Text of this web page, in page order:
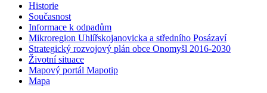
Historie
Současnost
Informace k odpadům
Mikroregion Uhlířskojanovicka a středního Posázaví
Strategický rozvojový plán obce Onomyšl 2016-2030
Životní situace
Mapový portál Mapotip
Mapa